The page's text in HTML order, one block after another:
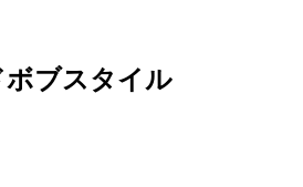
ブスタイル